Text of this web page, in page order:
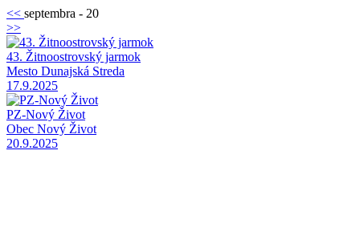
<< septembra - 20
>>
43. Žitnoostrovský jarmok
Mesto Dunajská Streda
17.9.2025
PZ-Nový Život
Obec Nový Život
20.9.2025